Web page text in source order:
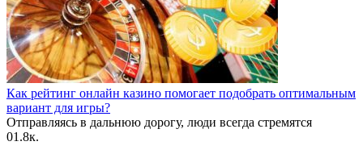
Как рейтинг онлайн казино помогает подобрать оптимальным
вариант для игры?
Отправляясь в дальнюю дорогу, люди всегда стремятся
01.8к.